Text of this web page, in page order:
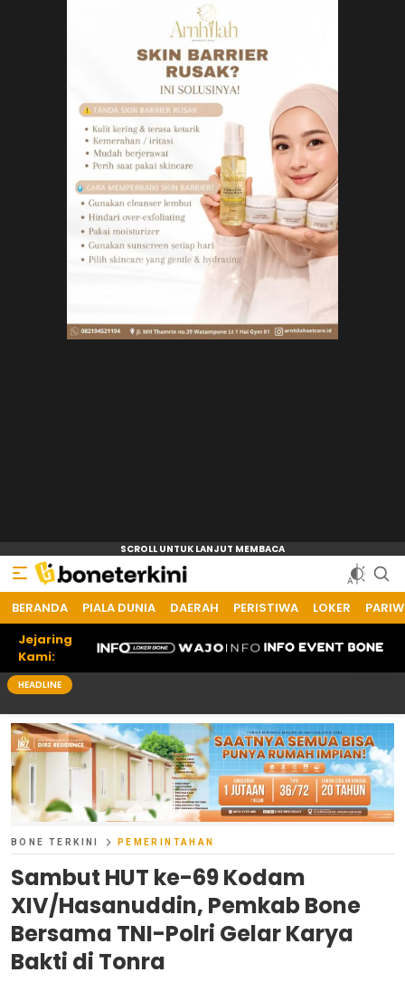
BERANDA PIALA DUNIA DAERAH PERISTIWA LOKER
Jejaring
Kami:
HEADLINE
BONE TERKINI PEMERINTAHAN
Sambut HUT ke-69 Kodam
XIV/Hasanuddin, Pemkab Bone
Bersama TNI-Polri Gelar Karya
Bakti di Tonra